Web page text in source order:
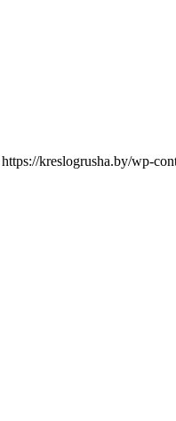
https://kreslogrusha.by/wp-